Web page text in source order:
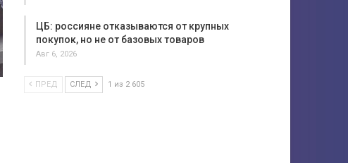
ЦБ: россияне отказываются от крупных
покупок, но не от базовых товаров
Авг 6, 2026
ПРЕД СЛЕД 1 из 2 605